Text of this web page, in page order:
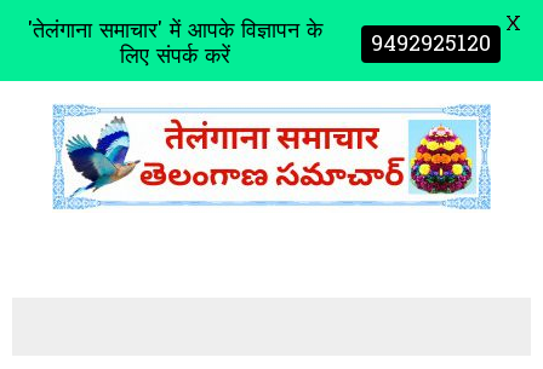
'तेलंगाना समाचार' में आपके विज्ञापन के
लिए संपर्क करें 9492925120 X